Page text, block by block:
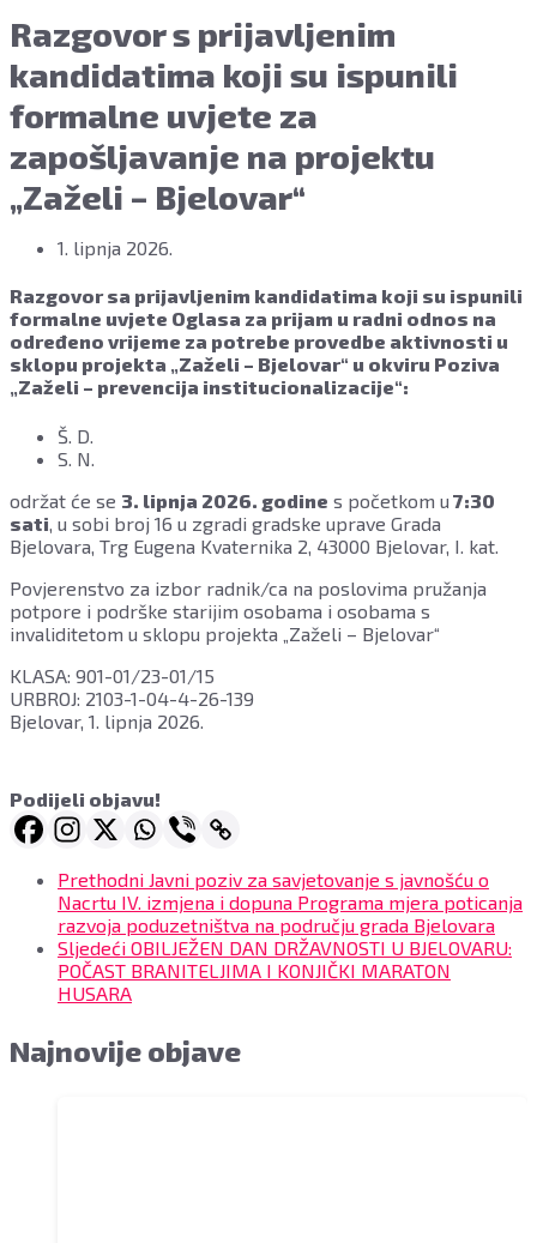
Razgovor s prijavljenim
kandidatima koji su ispunili
formalne uvjete za
zapošljavanje na projektu
„Zaželi – Bjelovar“
1. lipnja 2026.
Razgovor sa prijavljenim kandidatima koji su ispunili
formalne uvjete Oglasa za prijam u radni odnos na
određeno vrijeme za potrebe provedbe aktivnosti u
sklopu projekta „Zaželi – Bjelovar“ u okviru Poziva
„Zaželi – prevencija institucionalizacije“:
Š. D.
S. N.
održat će se 3. lipnja 2026. godine s početkom u 7:30
sati , u sobi broj 16 u zgradi gradske uprave Grada
Bjelovara, Trg Eugena Kvaternika 2, 43000 Bjelovar, I. kat.
Povjerenstvo za izbor radnik/ca na poslovima pružanja
potpore i podrške starijim osobama i osobama s
invaliditetom u sklopu projekta „Zaželi – Bjelovar“
KLASA: 901-01/23-01/15
URBROJ: 2103-1-04-4-26-139
Bjelovar, 1. lipnja 2026.
Podijeli objavu!
Prethodni Javni poziv za savjetovanje s javnošću o
Nacrtu IV. izmjena i dopuna Programa mjera poticanja
razvoja poduzetništva na području grada Bjelovara
Sljedeći OBILJEŽEN DAN DRŽAVNOSTI U BJELOVARU:
POČAST BRANITELJIMA I KONJIČKI MARATON
HUSARA
Najnovije objave